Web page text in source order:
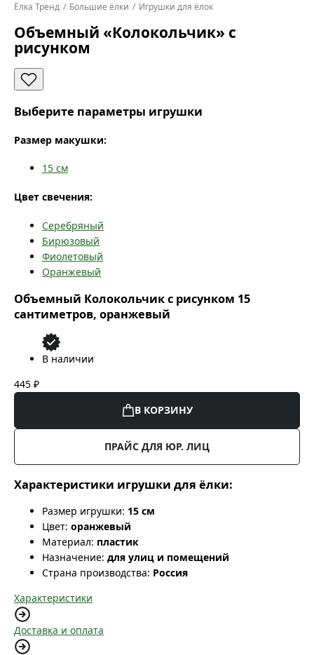
Ёлка Тренд Большие ёлки Игрушки для ёлок
Объемный «Колокольчик» с
рисунком
Выберите параметры игрушки
Размер макушки:
15 см
Цвет свечения:
Серебряный
Бирюзовый
Фиолетовый
Оранжевый
Объемный Колокольчик с рисунком 15
сантиметров, оранжевый
В наличии
445 ₽
В КОРЗИНУ
ПРАЙС ДЛЯ ЮР. ЛИЦ
Характеристики игрушки для ёлки:
Размер игрушки: 15 см
Цвет: оранжевый
Материал: пластик
Назначение: для улиц и помещений
Страна производства: Россия
Характеристики
Доставка и оплата